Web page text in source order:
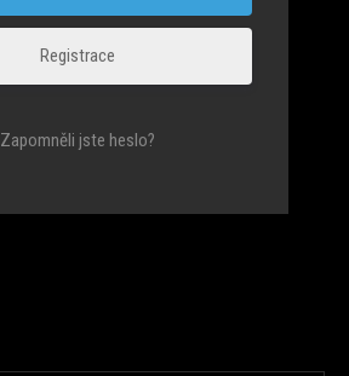
Registrace
Zapomněli jste heslo?